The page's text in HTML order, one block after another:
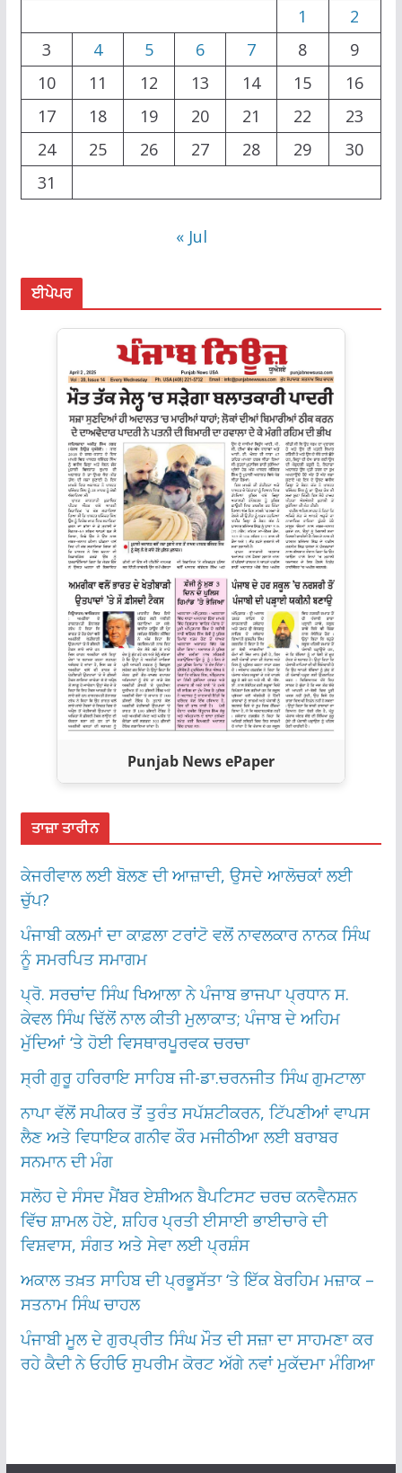
1
2
3
4 5 6 7 8
9
10
11 12 13 14 15
16
17
18 19 20 21 22
23
24
25 26 27 28 29
30
31
« Jul
ਈਪੇਪਰ
Punjab News ePaper
ਤਾਜ਼ਾ ਤਾਰੀਨ
ਕੇਜਰੀਵਾਲ ਲਈ ਬੋਲਣ ਦੀ ਆਜ਼ਾਦੀ, ਉਸਦੇ ਆਲੋਚਕਾਂ ਲਈ
ਚੁੱਪ?
ਪੰਜਾਬੀ ਕਲਮਾਂ ਦਾ ਕਾਫ਼ਲਾ ਟਰਾਂਟੋ ਵਲੋਂ ਨਾਵਲਕਾਰ ਨਾਨਕ ਸਿੰਘ
ਨੂੰ ਸਮਰਪਿਤ ਸਮਾਗਮ
ਪ੍ਰੋ. ਸਰਚਾਂਦ ਸਿੰਘ ਖਿਆਲਾ ਨੇ ਪੰਜਾਬ ਭਾਜਪਾ ਪ੍ਰਧਾਨ ਸ.
ਕੇਵਲ ਸਿੰਘ ਢਿੱਲੋਂ ਨਾਲ ਕੀਤੀ ਮੁਲਾਕਾਤ; ਪੰਜਾਬ ਦੇ ਅਹਿਮ
ਮੁੱਦਿਆਂ ‘ਤੇ ਹੋਈ ਵਿਸਥਾਰਪੂਰਵਕ ਚਰਚਾ
ਸ੍ਰੀ ਗੁਰੂ ਹਰਿਰਾਇ ਸਾਹਿਬ ਜੀ-ਡਾ.ਚਰਨਜੀਤ ਸਿੰਘ ਗੁਮਟਾਲਾ
ਨਾਪਾ ਵੱਲੋਂ ਸਪੀਕਰ ਤੋਂ ਤੁਰੰਤ ਸਪੱਸ਼ਟੀਕਰਨ, ਟਿੱਪਣੀਆਂ ਵਾਪਸ
ਲੈਣ ਅਤੇ ਵਿਧਾਇਕ ਗਨੀਵ ਕੌਰ ਮਜੀਠੀਆ ਲਈ ਬਰਾਬਰ
ਸਨਮਾਨ ਦੀ ਮੰਗ
ਸਲੋਹ ਦੇ ਸੰਸਦ ਮੈਂਬਰ ਏਸ਼ੀਅਨ ਬੈਪਟਿਸਟ ਚਰਚ ਕਨਵੈਨਸ਼ਨ
ਵਿੱਚ ਸ਼ਾਮਲ ਹੋਏ, ਸ਼ਹਿਰ ਪ੍ਰਤੀ ਈਸਾਈ ਭਾਈਚਾਰੇ ਦੀ
ਵਿਸ਼ਵਾਸ, ਸੰਗਤ ਅਤੇ ਸੇਵਾ ਲਈ ਪ੍ਰਸ਼ੰਸ
ਅਕਾਲ ਤਖ਼ਤ ਸਾਹਿਬ ਦੀ ਪ੍ਰਭੂਸੱਤਾ ‘ਤੇ ਇੱਕ ਬੇਰਹਿਮ ਮਜ਼ਾਕ –
ਸਤਨਾਮ ਸਿੰਘ ਚਾਹਲ
ਪੰਜਾਬੀ ਮੂਲ ਦੇ ਗੁਰਪ੍ਰੀਤ ਸਿੰਘ ਮੌਤ ਦੀ ਸਜ਼ਾ ਦਾ ਸਾਹਮਣਾ ਕਰ
ਰਹੇ ਕੈਦੀ ਨੇ ਓਹੀਓ ਸੁਪਰੀਮ ਕੋਰਟ ਅੱਗੇ ਨਵਾਂ ਮੁਕੱਦਮਾ ਮੰਗਿਆ